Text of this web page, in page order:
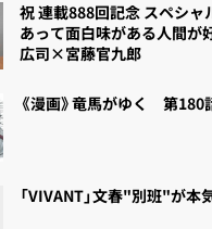
祝 連載888回記念 スペシャ
あって面白味がある人間が
広司×宮藤官九郎
《漫画》竜馬がゆく 第180
「VIVANT」文春"別班"が本